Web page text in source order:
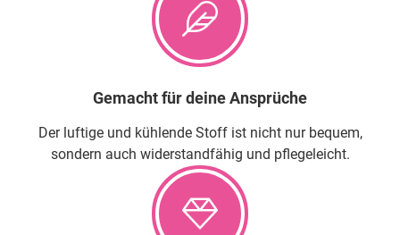
Gemacht für deine Ansprüche
Der luftige und kühlende Stoff ist nicht nur bequem,
sondern auch widerstandfähig und pflegeleicht.